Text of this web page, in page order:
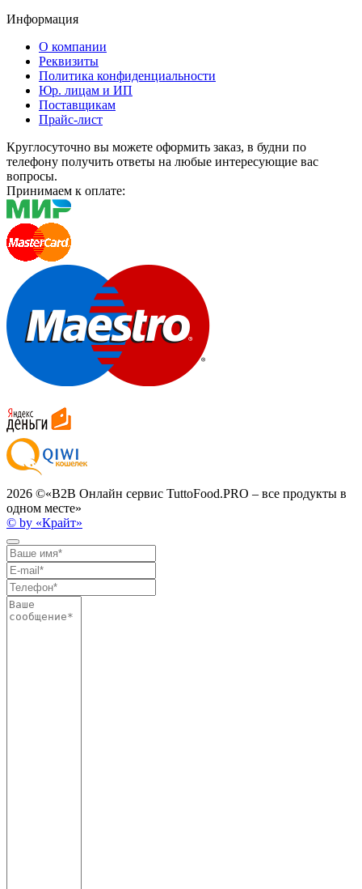
Информация
О компании
Реквизиты
Политика конфиденциальности
Юр. лицам и ИП
Поставщикам
Прайс-лист
Круглосуточно вы можете оформить заказ, в будни по
телефону получить ответы на любые интересующие вас
вопросы.
Принимаем к оплате:
2026 ©«B2B Онлайн сервис TuttoFood.PRO – все продукты в
одном месте»
© by «Крайт»